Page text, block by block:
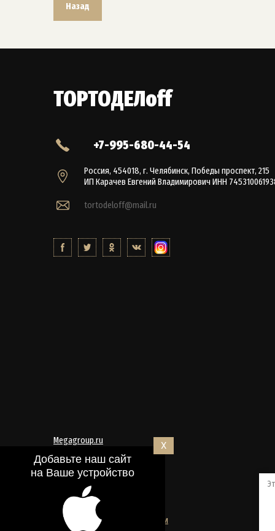
Назад
ТОРТОДЕЛoff
+7-995-680-44-54
Россия, 454018, г. Челябинск, Победы проспект, 215
ИП Карачев Евгений Владимирович ИНН
tortodeloff@mail.ru
Megagroup.ru
Политика конфиденциальности
X
Добавьте наш сайт
на Ваше устройство